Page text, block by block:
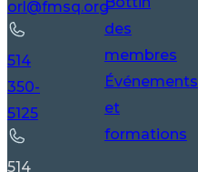
orl@fmsq.org
514
350-
5125
514
des
membres
Événements
et
formations